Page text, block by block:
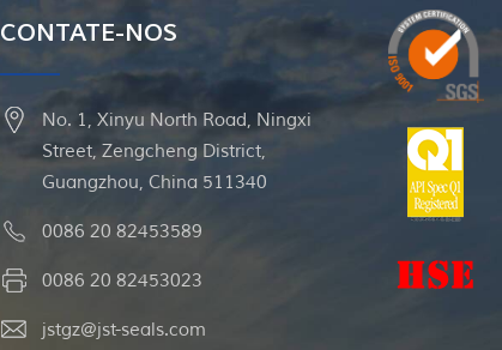
CONTATE-NOS
No. 1, Xinyu North Road, Ningxi
Street, Zengcheng District,
Guangzhou, China 511340
0086 20 82453589
0086 20 82453023
jstgz@jst-seals.com